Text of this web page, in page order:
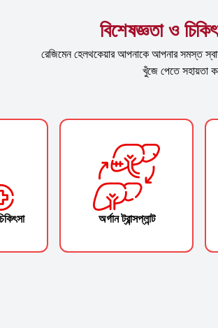
বিশেষজ্ঞতা ও
রেজিমেন হেলথকেয়ার আপনাকে আপনার সমস্ত
খুঁজে পেতে সহায়তা
অর্গান ট্রান্সপ্লান্ট